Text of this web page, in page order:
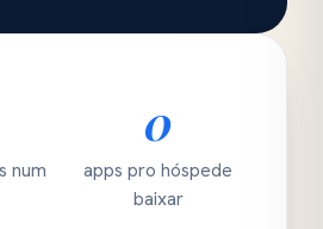
num
0
apps pro hóspede
baixar